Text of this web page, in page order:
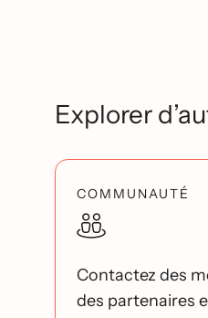
Explorer
COMMUNAUTÉ
Contactez des
des partenaires